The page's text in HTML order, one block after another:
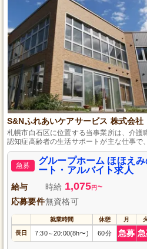
S&Nふれあいケアサービス 株式会社
札幌市白石区に位置する当事業所は、介護
認知症高齢者の生活サポートが主な仕事で
しており、先輩スタッフが丁寧に指導し
利用者さまとスタッフの笑顔が絶えない
魅力です。あなたの新たな挑戦を心よりお
急募
グループホーム ほほえ
ート・アルバイト求人
給与 時給 1,075円 ~
応募要件無資格可
就業時間 休憩 月
長日 7:30～20:00(8h〜) 60分 急募